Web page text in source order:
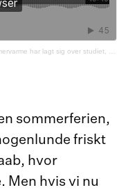
Katrine og Ole dechifrerer tilstandsrapporter og går DJØF-amok
sommerferien,
friskt
hvor
Men hvis vi nu